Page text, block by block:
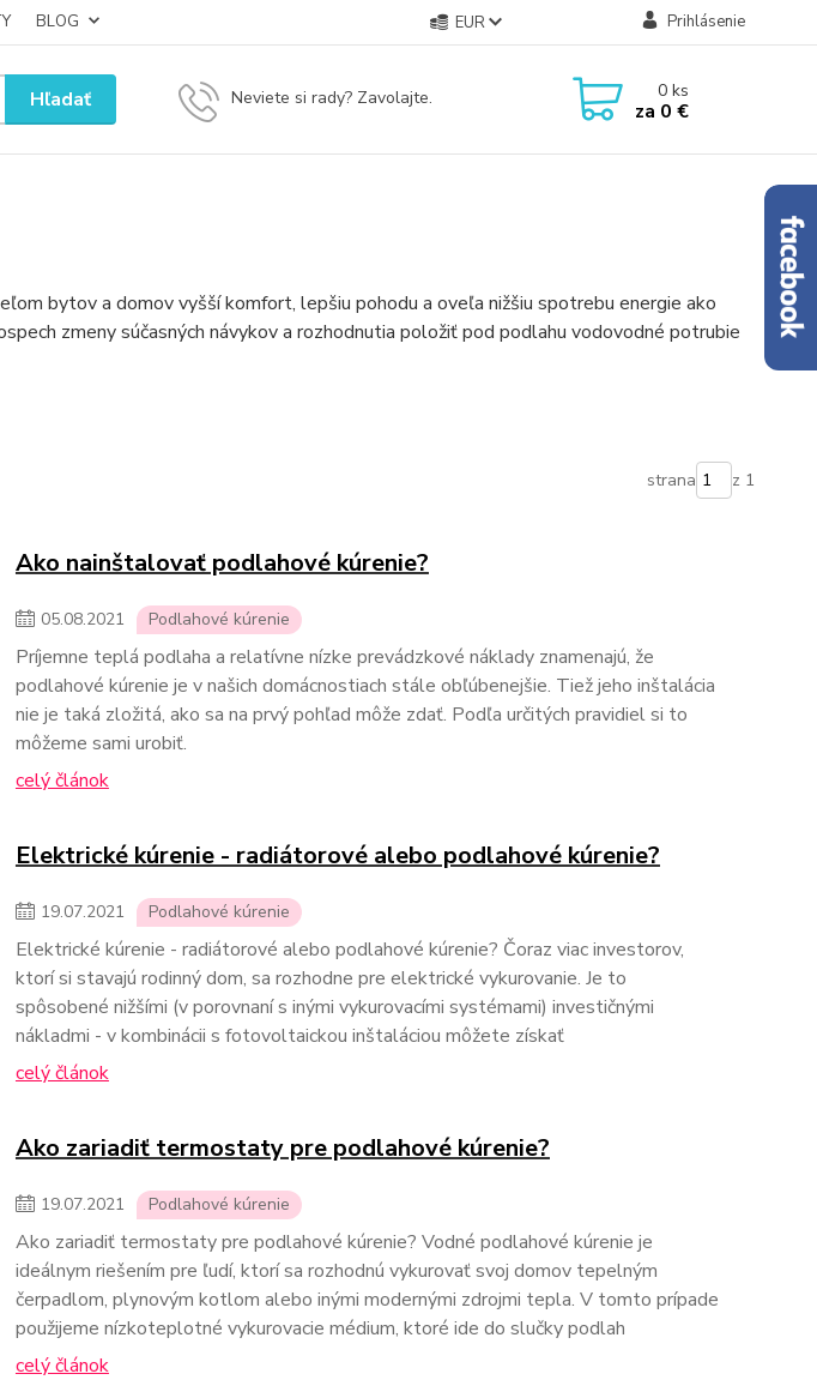
BLOG EUR Prihlásenie
Hľadať Neviete si rady? Zavolajte. 0ks
za 0 €
bytov a domov vyšší komfort, lepšiu pohodu a oveľa nižšiu spotrebu energie ako
zmeny súčasných návykov a rozhodnutia položiť pod podlahu vodovodné potrubie
strana z 1
Ako nainštalovať podlahové kúrenie?
05.08.2021 Podlahové kúrenie
Príjemne teplá podlaha a relatívne nízke prevádzkové náklady znamenajú, že
podlahové kúrenie je v našich domácnostiach stále obľúbenejšie. Tiež jeho inštalácia
nie je taká zložitá, ako sa na prvý pohľad môže zdať. Podľa určitých pravidiel si to
môžeme sami urobiť.
celý článok
Elektrické kúrenie - radiátorové alebo podlahové kúrenie?
19.07.2021 Podlahové kúrenie
Elektrické kúrenie - radiátorové alebo podlahové kúrenie? Čoraz viac investorov,
ktorí si stavajú rodinný dom, sa rozhodne pre elektrické vykurovanie. Je to
spôsobené nižšími (v porovnaní s inými vykurovacími systémami) investičnými
nákladmi - v kombinácii s fotovoltaickou inštaláciou môžete získať
celý článok
Ako zariadiť termostaty pre podlahové kúrenie?
19.07.2021 Podlahové kúrenie
Ako zariadiť termostaty pre podlahové kúrenie? Vodné podlahové kúrenie je
ideálnym riešením pre ľudí, ktorí sa rozhodnú vykurovať svoj domov tepelným
čerpadlom, plynovým kotlom alebo inými modernými zdrojmi tepla. V tomto prípade
použijeme nízkoteplotné vykurovacie médium, ktoré ide do slučky podlah
celý článok